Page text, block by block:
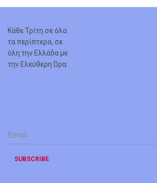
Κάθε Τρίτη σε όλα
τα περίπτερα, σε
όλη την Ελλάδα με
την Ελεύθερη Ώρα.
Email
*
SUBSCRIBE